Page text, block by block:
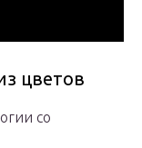
цветов
со